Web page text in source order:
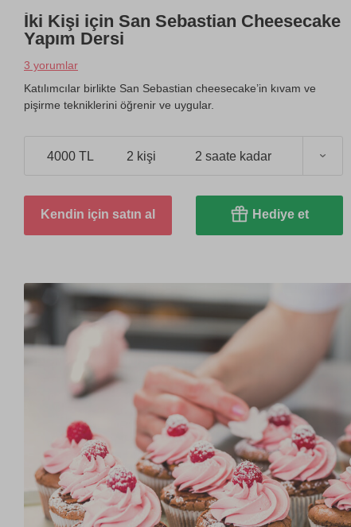
İki Kişi için San Sebastian Cheesecake
Yapım Dersi
3 yorumlar
Katılımcılar birlikte San Sebastian cheesecake’in kıvam ve
pişirme tekniklerini öğrenir ve uygular.
4000 TL 2 kişi 2 saate kadar
Kendin için satın al Hediye et